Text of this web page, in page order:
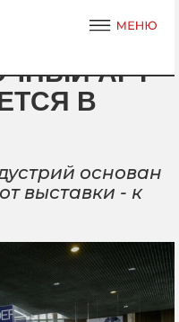
АРТ-
В
основан
выставки - к